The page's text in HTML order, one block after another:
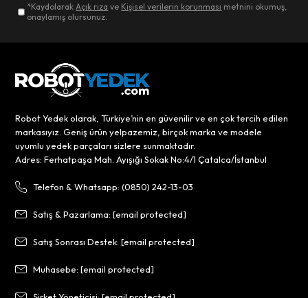
*KaydolarakAçık rıza ve Kişisel verilerin korunması metnini okumuş,
onaylamış olursunuz.
Robot Yedek olarak, Türkiye’nin en güvenilir ve en çok tercih edilen
markasıyız. Geniş ürün yelpazemiz, birçok marka ve modele
uyumlu yedek parçaları sizlere sunmaktadır.
Adres: Ferhatpaşa Mah. Ayışığı Sokak No:4/1 Çatalca/İstanbul
Telefon & Whatsapp: (0850) 242-13-03
Satış & Pazarlama:[email protected]
Satış Sonrası Destek:[email protected]
Muhasebe:[email protected]